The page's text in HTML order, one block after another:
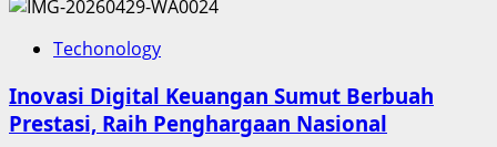
Techonology
Inovasi Digital Keuangan Sumut Berbuah
Prestasi, Raih Penghargaan Nasional